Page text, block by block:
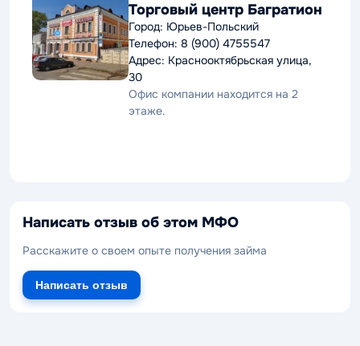
Торговый центр Багратион
Город: Юрьев-Польский
Телефон: 8 (900) 4755547
Адрес: Краснооктябрьская улица,
30
Офис компании находится на 2
этаже.
Написать отзыв об этом МФО
Расскажите о своем опыте получения займа
Написать отзыв